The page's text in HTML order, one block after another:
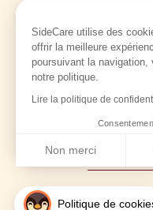
© 2026
SideCare utilise des
offrir la meilleure
poursuivant la navigation,
notre politique.
Lire la politique de
Non merci
Notre plateforme vous
Politique de